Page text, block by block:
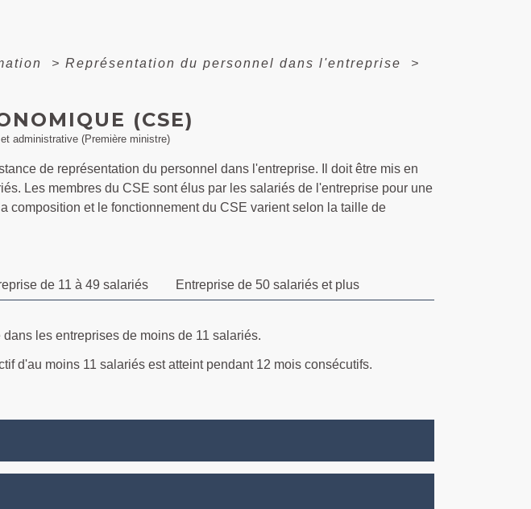
> Représentation du personnel dans l'entreprise
>
(CSE)
administrative (Première ministre)
de représentation du personnel dans l'entreprise. Il doit être mis en
Les membres du CSE sont élus par les salariés de l'entreprise pour une
composition et le fonctionnement du CSE varient selon la taille de
de 11 à 49 salariés Entreprise de 50 salariés et plus
les entreprises de moins de 11 salariés.
d'au moins 11 salariés est atteint pendant 12 mois consécutifs.